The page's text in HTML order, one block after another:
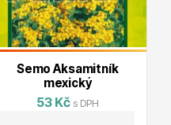
Semo Aksamitník
mexický
53 Kč s DPH